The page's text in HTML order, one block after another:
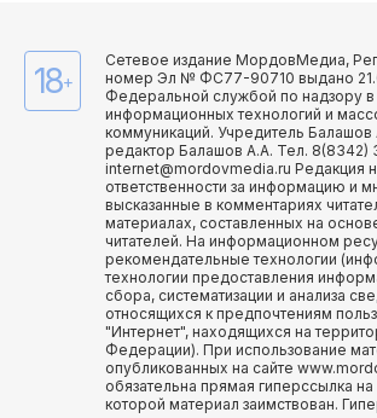
18+
Сетевое издание МордовМедиа,
номер Эл № ФС77-90710 выдано
Федеральной службой по надзору в
информационных технологий и
коммуникаций. Учредитель Балашов
редактор Балашов А.А. Тел.
internet@mordovmedia.ru Редакция
ответственности за информацию и
высказанные в комментариях
материалах, составленных на
читателей. На информационном
рекомендательные технологии
технологии предоставления
сбора, систематизации и анализа
относящихся к предпочтениям
"Интернет", находящихся на
Федерации). При использование
опубликованных на сайте
обязательна прямая гиперссылка на
которой материал заимствован.